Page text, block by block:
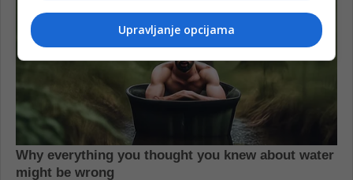
Upravljanje opcijama